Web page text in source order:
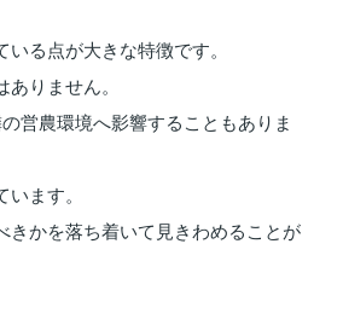
る点が大きな特徴です。
りません。
営農環境へ影響することもありま
ます。
きかを落ち着いて見きわめることが